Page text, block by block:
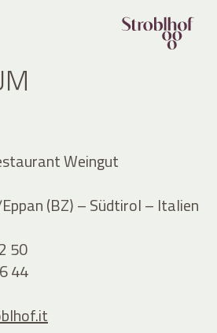
Weingut
(BZ) – Südtirol – Italien
50
44